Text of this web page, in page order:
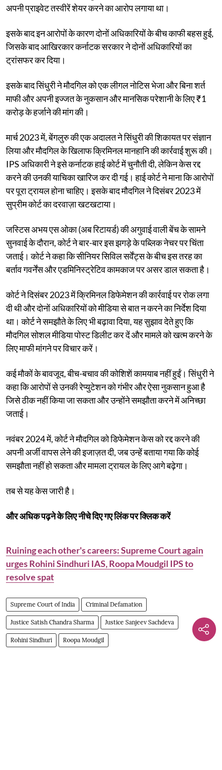
अपनी प्राइवेट तस्वीरें शेयर करने का आरोप लगाया था।
इसके बाद इन आरोपों के कारण दोनों अधिकारियों के बीच काफी बहस हुई,
जिसके बाद आखिरकार कर्नाटक सरकार ने दोनों अधिकारियों का
ट्रांसफर कर दिया।
इसके बाद सिंधुरी ने मौदगिल को एक लीगल नोटिस भेजा और बिना शर्त
माफी और अपनी इज्जत के नुकसान और मानसिक परेशानी के लिए ₹1
करोड़ के हर्जाने की मांग की।
मार्च 2023 में, बेंगलुरु की एक अदालत ने सिंधुरी की शिकायत पर संज्ञान
लिया और मौदगिल के खिलाफ क्रिमिनल मानहानि की कार्रवाई शुरू की।
IPS अधिकारी ने इसे कर्नाटक हाई कोर्ट में चुनौती दी, लेकिन केस रद्द
करने की उनकी याचिका खारिज कर दी गई। हाई कोर्ट ने माना कि आरोपों
पर पूरा ट्रायल होना चाहिए। इसके बाद मौदगिल ने दिसंबर 2023 में
सुप्रीम कोर्ट का दरवाज़ा खटखटाया।
जस्टिस अभय एस ओका (अब रिटायर्ड) की अगुवाई वाली बेंच के सामने
सुनवाई के दौरान, कोर्ट ने बार-बार इस झगड़े के पब्लिक नेचर पर चिंता
जताई। कोर्ट ने कहा कि सीनियर सिविल सर्वेंट्स के बीच इस तरह का
बर्ताव गवर्नेंस और एडमिनिस्ट्रेटिव कामकाज पर असर डाल सकता है।
कोर्ट ने दिसंबर 2023 में क्रिमिनल डिफेमेशन की कार्रवाई पर रोक लगा
दी थी और दोनों अधिकारियों को मीडिया से बात न करने का निर्देश दिया
था। कोर्ट ने समझौते के लिए भी बढ़ावा दिया, यह सुझाव देते हुए कि
मौदगिल सोशल मीडिया पोस्ट डिलीट कर दें और मामले को खत्म करने के
लिए माफी मांगने पर विचार करें।
कई मौकों के बावजूद, बीच-बचाव की कोशिशें कामयाब नहीं हुईं। सिंधुरी ने
कहा कि आरोपों से उनकी रेप्युटेशन को गंभीर और ऐसा नुकसान हुआ है
जिसे ठीक नहीं किया जा सकता और उन्होंने समझौता करने में अनिच्छा
जताई।
नवंबर 2024 में, कोर्ट ने मौदगिल को डिफेमेशन केस को रद्द करने की
अपनी अर्जी वापस लेने की इजाज़त दी, जब उन्हें बताया गया कि कोई
समझौता नहीं हो सकता और मामला ट्रायल के लिए आगे बढ़ेगा।
तब से यह केस जारी है।
और अधिक पढ़ने के लिए नीचे दिए गए लिंक पर क्लिक करें
Ruining each other's careers: Supreme Court again
urges Rohini Sindhuri IAS, Roopa Moudgil IPS to
resolve spat
Supreme Court of India Criminal Defamation
Justice Satish Chandra Sharma Justice Sanjeev Sachdeva
Rohini Sindhuri Roopa Moudgil